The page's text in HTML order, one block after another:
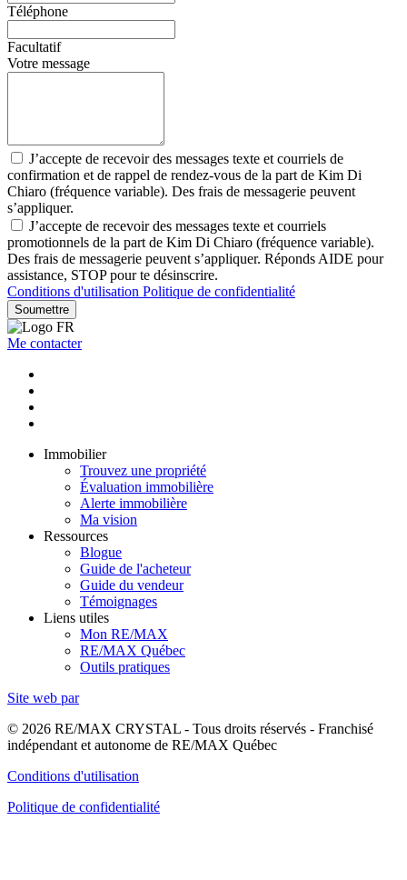
Téléphone
Facultatif
Votre message
J’accepte de recevoir des messages texte et courriels de
confirmation et de rappel de rendez-vous de la part de Kim Di
Chiaro (fréquence variable). Des frais de messagerie peuvent
s’appliquer.
J’accepte de recevoir des messages texte et courriels
promotionnels de la part de Kim Di Chiaro (fréquence variable).
Des frais de messagerie peuvent s’appliquer. Réponds AIDE pour
assistance, STOP pour te désinscrire.
Conditions d'utilisation Politique de confidentialité
Soumettre
Me contacter
Immobilier
Trouvez une propriété
Évaluation immobilière
Alerte immobilière
Ma vision
Ressources
Blogue
Guide de l'acheteur
Guide du vendeur
Témoignages
Liens utiles
Mon RE/MAX
RE/MAX Québec
Outils pratiques
Site web par
© 2026 RE/MAX CRYSTAL - Tous droits réservés - Franchisé
indépendant et autonome de RE/MAX Québec
Conditions d'utilisation
Politique de confidentialité